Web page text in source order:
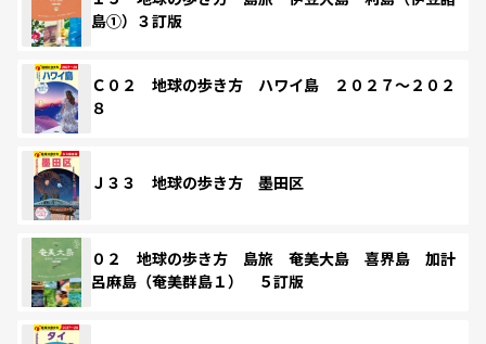
島①）３訂版
Ｃ０２ 地球の歩き方 ハワイ島 ２０２７～２０２
８
Ｊ３３ 地球の歩き方 墨田区
０２ 地球の歩き方 島旅 奄美大島 喜界島 加計
呂麻島（奄美群島１） ５訂版